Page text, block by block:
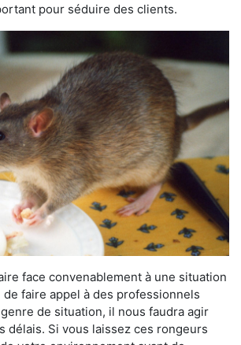
pour séduire des clients.
face convenablement à une situation
faire appel à des professionnels
de situation, il nous faudra agir
délais. Si vous laissez ces rongeurs